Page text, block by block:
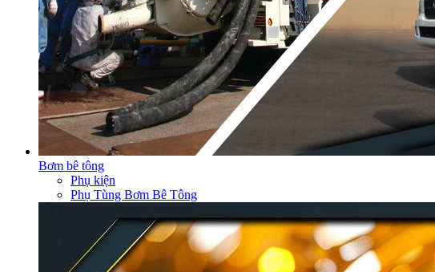
Bơm bê tông
Phụ kiện
Phụ Tùng Bơm Bê Tông